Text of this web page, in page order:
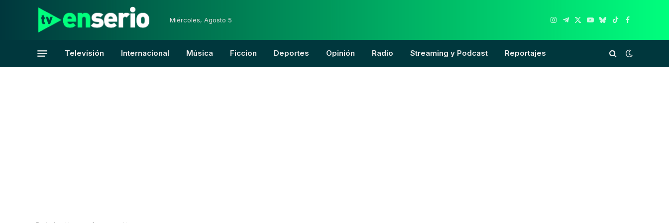
Miércoles, Agosto 5
Instagram
Telegram
X
YouTube
Bluesky
TikTokFacebook
Televisión Internacional Música Ficcion Deportes Opinión Radio Streaming y Podcast Reportajes